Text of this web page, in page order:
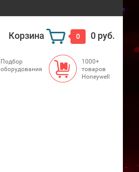
Корзина 0 0 руб.
Подбор
оборудования
1000+
товаров
Honeywell